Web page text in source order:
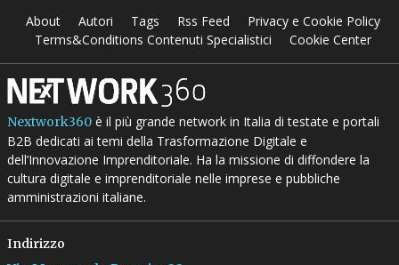
About Autori Tags Rss Feed
Privacy e Cookie Policy
Terms&Conditions Contenuti Specialistici
Cookie Center
Nextwork360è il più grande network in Italia di testate e portali
B2B dedicati ai temi della Trasformazione Digitale e
dell’Innovazione Imprenditoriale. Ha la missione di diffondere la
cultura digitale e imprenditoriale nelle imprese e pubbliche
amministrazioni italiane.
Indirizzo